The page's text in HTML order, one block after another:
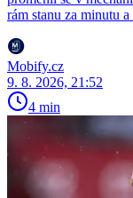
rám stanu za minutu
Mobify.cz
9. 8. 2026, 21:52
4 min